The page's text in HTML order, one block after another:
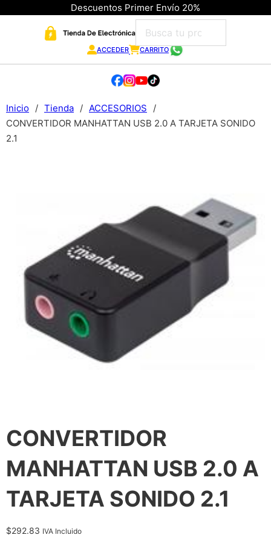
Descuentos Primer Envío 20%
ACCEDER CARRITO
Inicio / Tienda / ACCESORIOS
/
CONVERTIDOR MANHATTAN USB 2.0 A TARJETA SONIDO
2.1
CONVERTIDOR
MANHATTAN USB 2.0 A
TARJETA SONIDO 2.1
$292.83 IVA Incluido